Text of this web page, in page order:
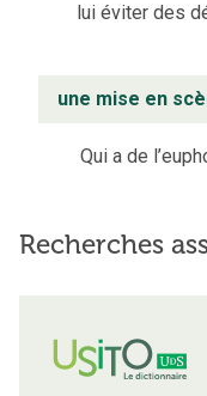
lui éviter des
une mise en
Qui a de
Recherches